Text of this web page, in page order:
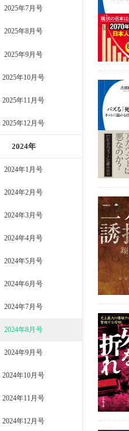
2025年7月号
2025年8月号
2025年9月号
2025年10月号
2025年11月号
2025年12月号
2024年
2024年1月号
2024年2月号
2024年3月号
2024年4月号
2024年5月号
2024年6月号
2024年7月号
2024年8月号
2024年9月号
2024年10月号
2024年11月号
2024年12月号